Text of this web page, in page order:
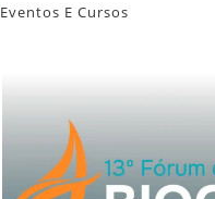
Eventos E Cursos